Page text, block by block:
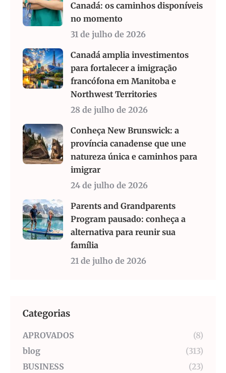
Canadá: os caminhos disponíveis
no momento
31 de julho de 2026
Canadá amplia investimentos
para fortalecer a imigração
francófona em Manitoba e
Northwest Territories
28 de julho de 2026
Conheça New Brunswick: a
província canadense que une
natureza única e caminhos para
imigrar
24 de julho de 2026
Parents and Grandparents
Program pausado: conheça a
alternativa para reunir sua
família
21 de julho de 2026
Categorias
APROVADOS
(8)
blog
(313)
BUSINESS
(23)